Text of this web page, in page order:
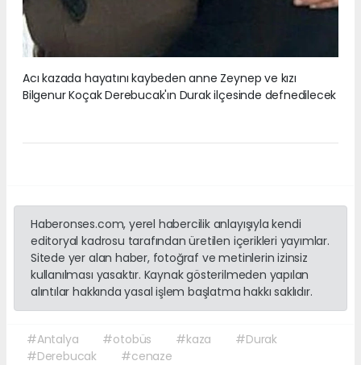
Acı kazada hayatını kaybeden anne Zeynep ve kızı
Bilgenur Koçak Derebucak'ın Durak ilçesinde defnedilecek
Haberonses.com, yerel habercilik anlayışıyla kendi
editoryal kadrosu tarafından üretilen içerikleri yayımlar.
Sitede yer alan haber, fotoğraf ve metinlerin izinsiz
kullanılması yasaktır. Kaynak gösterilmeden yapılan
alıntılar hakkında yasal işlem başlatma hakkı saklıdır.
#Antalya #otobüs #kaza
#Durak
#Derebucak
#cenaze